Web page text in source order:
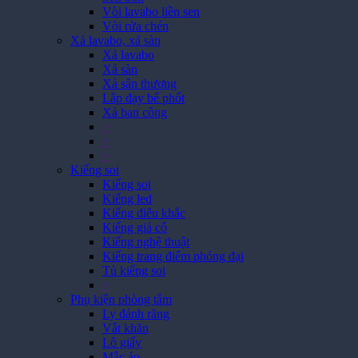
Vòi lavabo liền sen
Vòi rửa chén
Xả lavabo, xả sàn
Xả lavabo
Xả sàn
Xả sân thượng
Lắp đạy bể phốt
Xả ban công
>
>
>
Kiếng soi
Kiếng soi
Kiếng led
Kiếng điêu khắc
Kiếng giả cổ
Kiếng nghệ thuật
Kiếng trang điểm phóng đại
Tủ kiếng soi
>
Phụ kiện phòng tắm
Ly đánh răng
Vắt khăn
Lô giấy